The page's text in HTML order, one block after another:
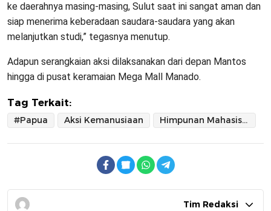
ke daerahnya masing-masing, Sulut saat ini sangat aman dan
siap menerima keberadaan saudara-saudara yang akan
melanjutkan studi,” tegasnya menutup.
Adapun serangkaian aksi dilaksanakan dari depan Mantos
hingga di pusat keramaian Mega Mall Manado.
Tag Terkait:
#Papua Aksi Kemanusiaan Himpunan Mahasiswa Islam (HMI) Manado
Tim Redaksi